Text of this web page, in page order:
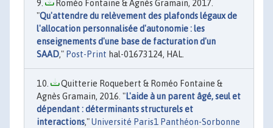
Roméo Fontaine & Agnès Gramain, 2017.
"Qu'attendre du relèvement des plafonds légaux de
l'allocation personnalisée d'autonomie : les
enseignements d'une base de facturation d'un
SAAD," Post-Print hal-01673124, HAL.
Quitterie Roquebert & Roméo Fontaine &
Agnès Gramain, 2016. "L'aide à un parent âgé, seul et
dépendant : déterminants structurels et
interactions,"Université Paris1 Panthéon-Sorbonne